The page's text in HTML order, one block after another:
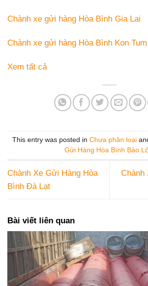
Chành xe gửi hàng Hòa Bình Gia Lai
Chành xe gửi hàng Hòa Bình Kon Tum
Xem tất cả
This entry was posted in Chưa phân loại
Gửi Hàng Hòa Bình Bảo
Chành Xe Gửi Hàng Hòa
Bình Đà Lạt
Chành
Bài viết liên quan